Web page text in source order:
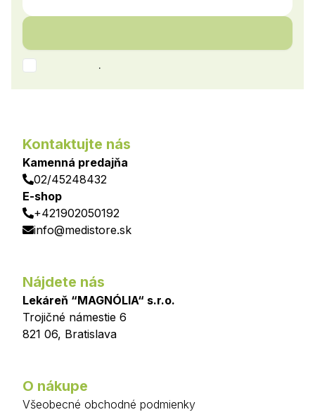
.
Kontaktujte nás
Kamenná predajňa
02/45248432
E-shop
+421902050192
info@medistore.sk
Nájdete nás
Lekáreň “MAGNÓLIA“ s.r.o.
Trojičné námestie 6
821 06, Bratislava
O nákupe
Všeobecné obchodné podmienky